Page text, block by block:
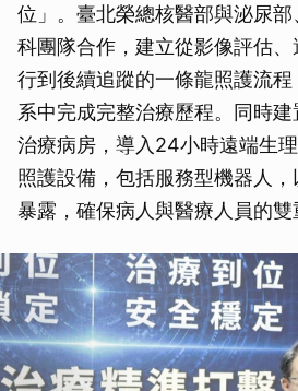
位」。臺北榮總核醫部與泌尿
科團隊合作，建立從影像評估
行到後續追蹤的一條龍照護流
系中完成完整治療歷程。同時
治療病房，導入24小時遠端生
照護設備，包括服務型機器人
暴露，確保病人與醫療人員的雙